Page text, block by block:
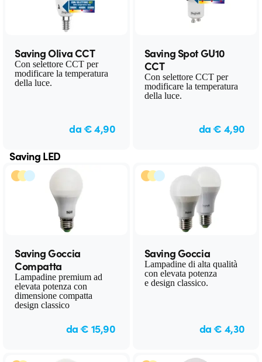
Saving Oliva CCT
Con selettore CCT per
modificare la temperatura
della luce.
da € 4,90
Saving Spot GU10
CCT
Con selettore CCT per
modificare la temperatura
della luce.
da € 4,90
Saving LED
Saving Goccia
Compatta
Lampadine premium ad
elevata potenza con
dimensione compatta
design classico
da € 15,90
Saving Goccia
Lampadine di alta qualità
con elevata potenza
e design classico.
da € 4,30